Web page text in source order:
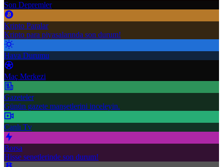
Son Depremler
Kripto Paralar
Kripto para piyasalarında son durum!
Hava Durumu
Maç Merkezi
Gazeteler
Günün gazete manşetlerini inceleyin.
Canlı Tv
Borsa
Hisse senetlerinde son durum!